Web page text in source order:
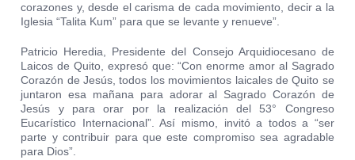
corazones y, desde el carisma de cada movimiento, decir a la
Iglesia “Talita Kum” para que se levante y renueve”.
Patricio Heredia, Presidente del Consejo Arquidiocesano de
Laicos de Quito, expresó que: “Con enorme amor al Sagrado
Corazón de Jesús, todos los movimientos laicales de Quito se
juntaron esa mañana para adorar al Sagrado Corazón de
Jesús y para orar por la realización del 53° Congreso
Eucarístico Internacional”. Así mismo, invitó a todos a “ser
parte y contribuir para que este compromiso sea agradable
para Dios”.